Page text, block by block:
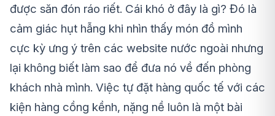
được săn đón ráo riết. Cái khó ở đây là gì? Đó là
cảm giác hụt hẫng khi nhìn thấy món đồ mình
cực kỳ ưng ý trên các website nước ngoài nhưng
lại không biết làm sao để đưa nó về đến phòng
khách nhà mình. Việc tự đặt hàng quốc tế với các
kiện hàng cồng kềnh, nặng nề luôn là một bài